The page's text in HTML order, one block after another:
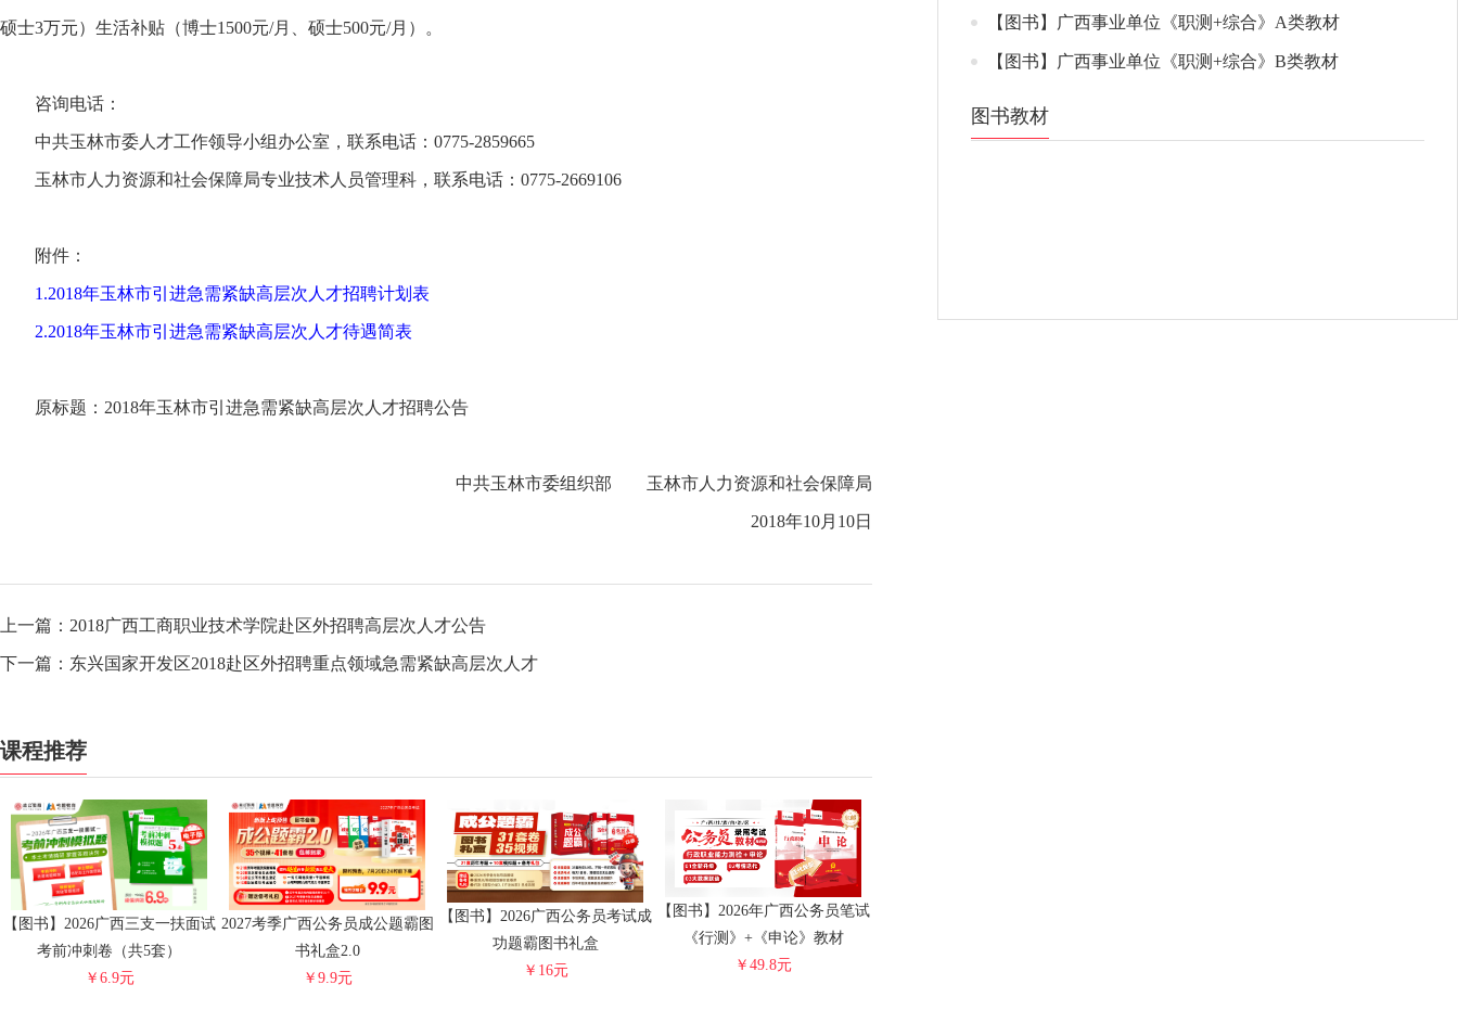
硕士3万元）生活补贴（博士1500元/月、硕士500元/月）。
咨询电话：
中共玉林市委人才工作领导小组办公室，联系电话：0775-2859665
玉林市人力资源和社会保障局专业技术人员管理科，联系电话：0775-2669106
附件：
1.2018年玉林市引进急需紧缺高层次人才招聘计划表
2.2018年玉林市引进急需紧缺高层次人才待遇简表
原标题：2018年玉林市引进急需紧缺高层次人才招聘公告
中共玉林市委组织部 玉林市人力资源和社会保障局
2018年10月10日
上一篇： 2018广西工商职业技术学院赴区外招聘高层次人才公告
下一篇： 东兴国家开发区2018赴区外招聘重点领域急需紧缺高层次人才
课程推荐
【图书】2026广西三支一扶面试
考前冲刺卷（共5套）
￥6.9元
2027考季广西公务员成公题霸图
书礼盒2.0
￥9.9元
【图书】2026广西公务员考试成
功题霸图书礼盒
￥16元
【图书】2026年广西公务员笔试
《行测》+《申论》教材
￥49.8元
【图书】广西事业单位《职测+综合》A类教材
【图书】广西事业单位《职测+综合》B类教材
图书教材